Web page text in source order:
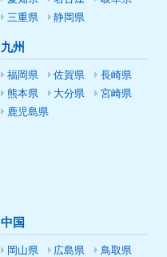
三重県
静岡県
九州
福岡県 佐賀県
長崎県
熊本県
大分県
宮崎県
鹿児島県
中国
岡山県 広島県
鳥取県